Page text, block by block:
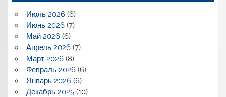
Июль 2026(6)
Июнь 2026(7)
Май 2026(6)
Апрель 2026(7)
Март 2026(8)
Февраль 2026(6)
Январь 2026(6)
Декабрь 2025(10)